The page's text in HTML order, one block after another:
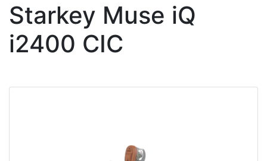
Starkey Muse iQ
i2400 CIC